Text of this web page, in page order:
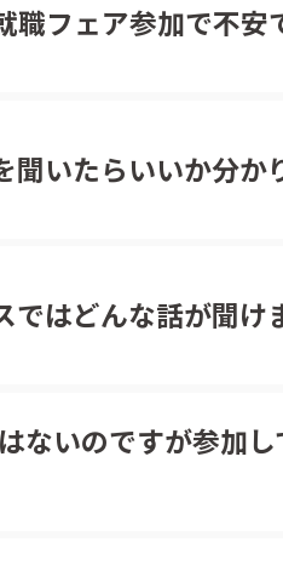
職フェア参加で不安
聞いたらいいか分か
ではどんな話が聞け
ないのですが参加